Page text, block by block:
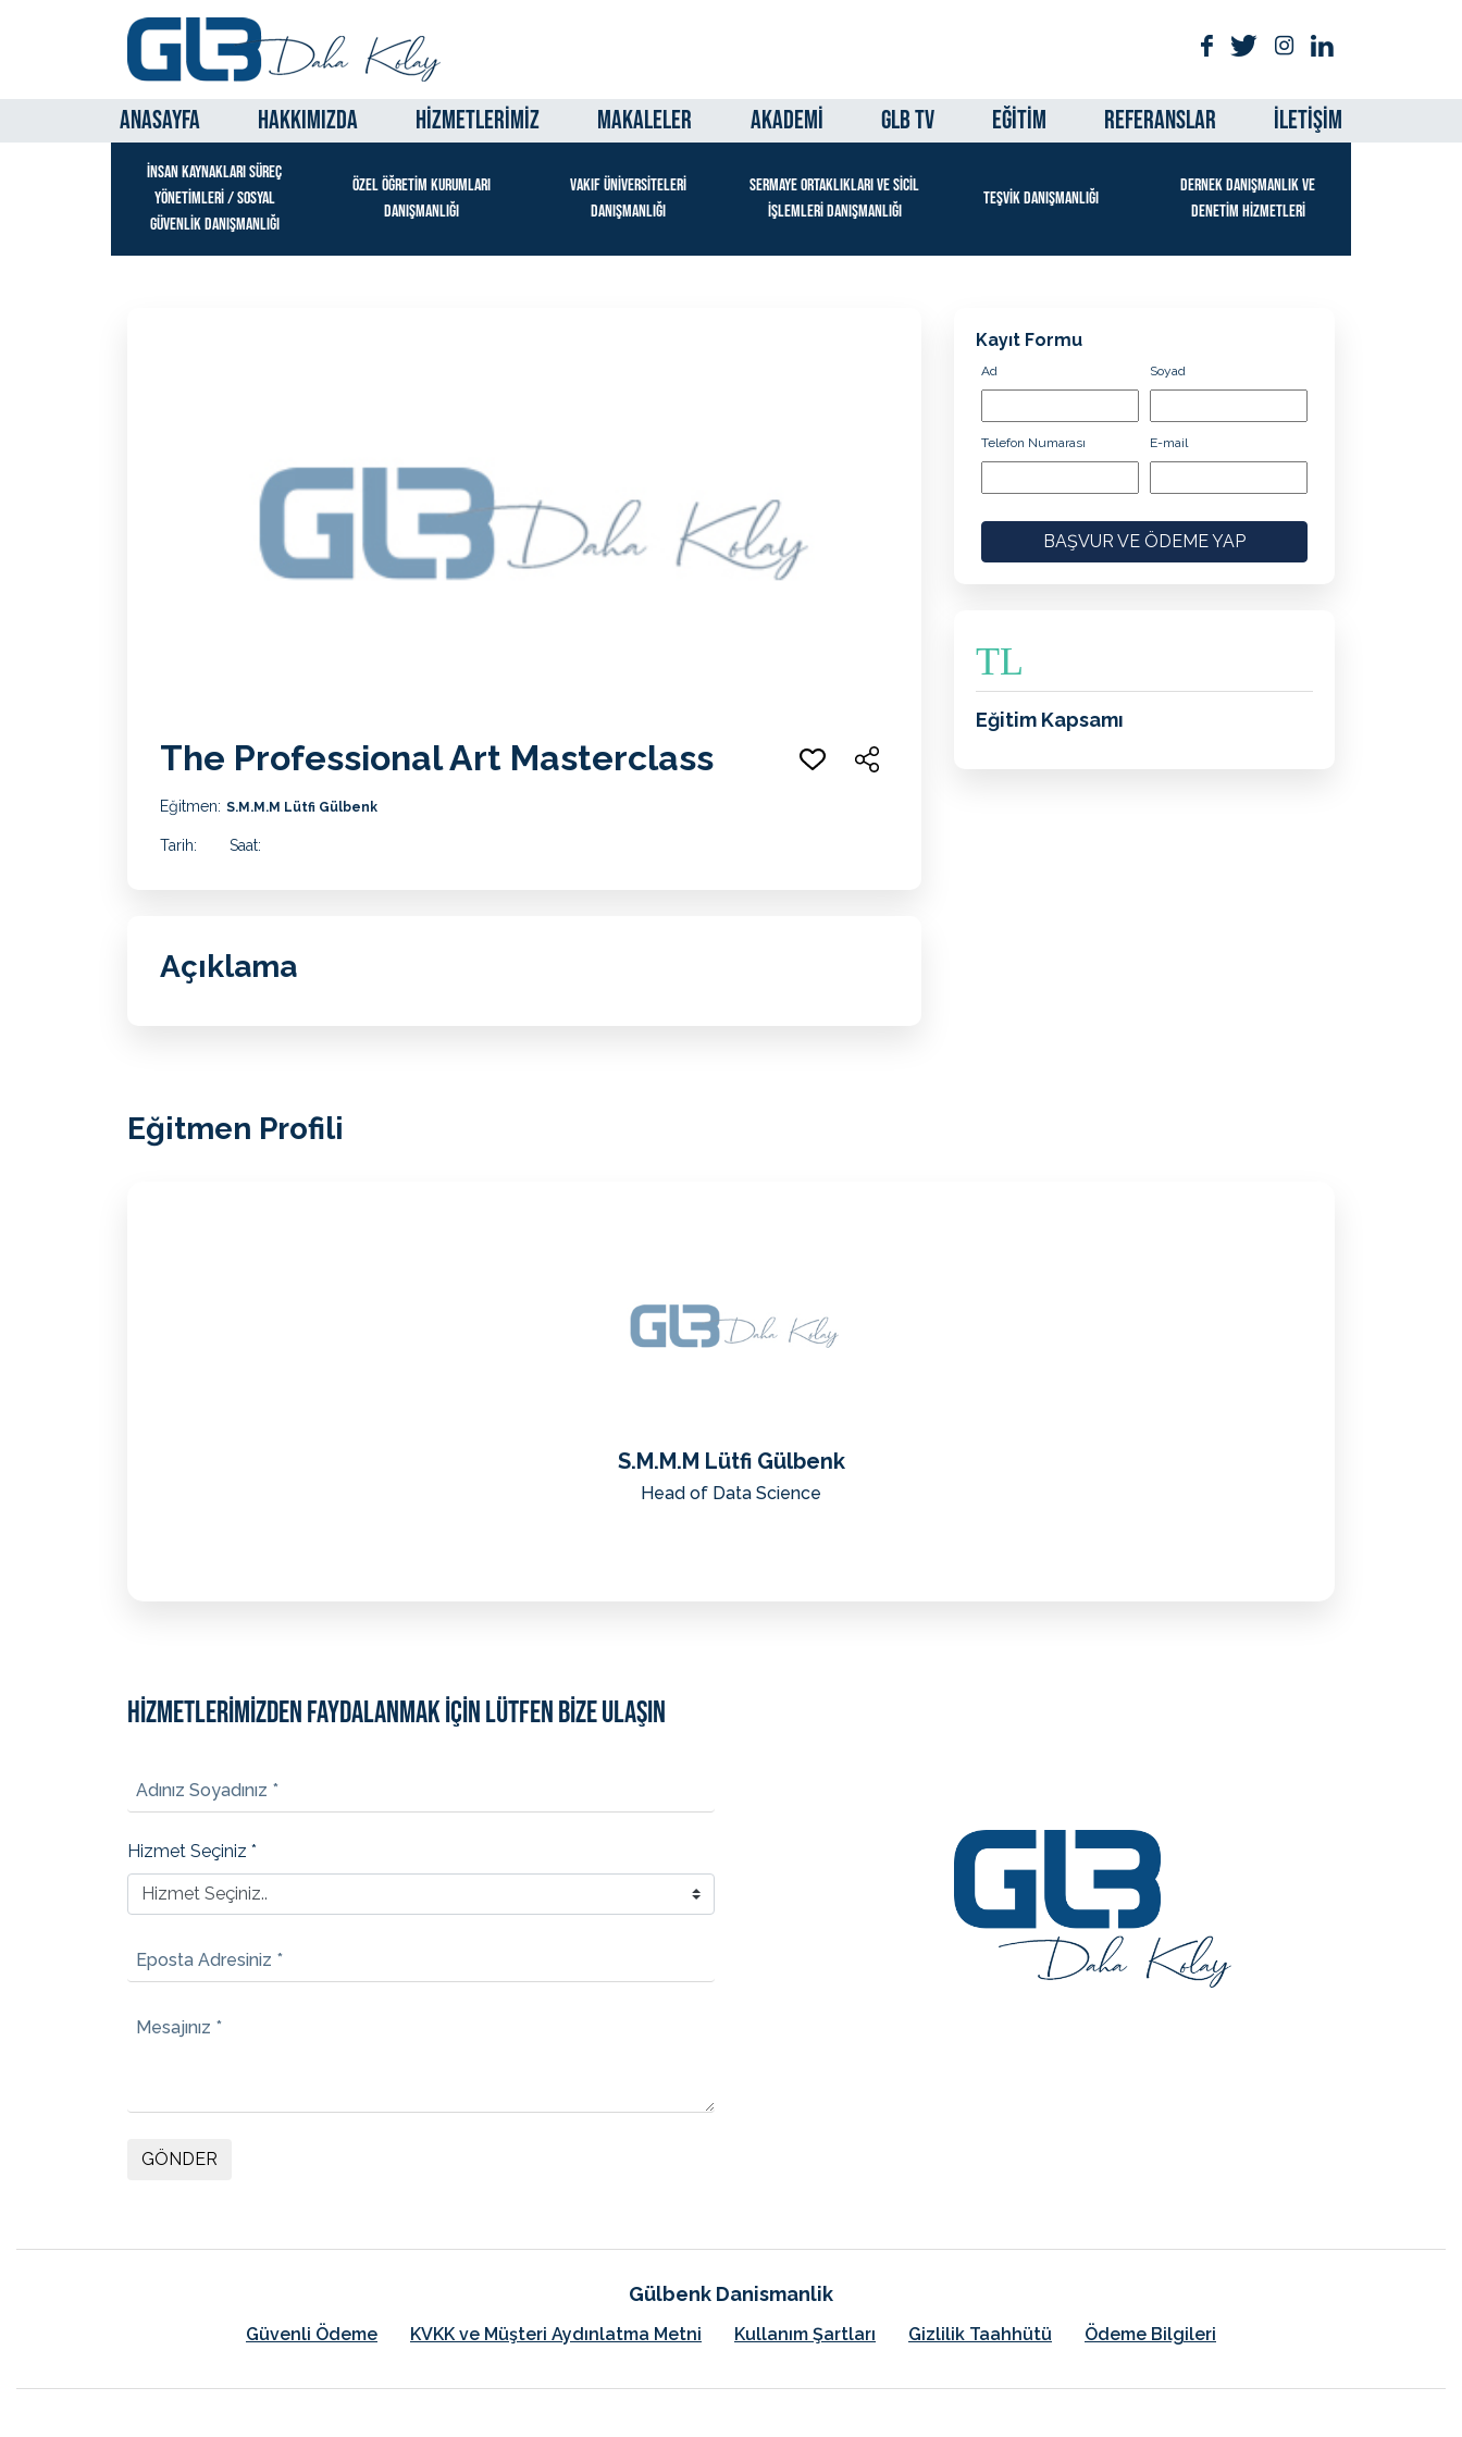
ANASAYFA HAKKIMIZDA HİZMETLERİMİZ MAKALELER AKADEMİ GLB TV EĞİTİM REFERANSLAR İLETİŞİM
İNSAN KAYNAKLARI SÜREÇ
YÖNETİMLERİ / SOSYAL
GÜVENLİK DANIŞMANLIĞI
ÖZEL ÖĞRETİM KURUMLARI
DANIŞMANLIĞI
VAKIF ÜNİVERSİTELERİ
DANIŞMANLIĞI
SERMAYE ORTAKLIKLARI VE SİCİL
İŞLEMLERİ DANIŞMANLIĞI
TEŞVİK DANIŞMANLIĞI
DERNEK DANIŞMANLIK VE
DENETİM HİZMETLERİ
The Professional Art Masterclass
Eğitmen: S.M.M.M Lütfi Gülbenk
Tarih: Saat:
Açıklama
Kayıt Formu
Ad Soyad
Telefon Numarası E-mail
BAŞVUR VE ÖDEME YAP
TL
Eğitim Kapsamı
Eğitmen Profili
S.M.M.M Lütfi Gülbenk
Head of Data Science
HİZMETLERİMİZDEN FAYDALANMAK İÇİN LÜTFEN BİZE ULAŞIN
Adınız Soyadınız *
Hizmet Seçiniz *
Eposta Adresiniz *
Mesajınız *
GÖNDER
Gülbenk Danismanlik
Güvenli Ödeme KVKK ve Müşteri Aydınlatma Metni Kullanım Şartları Gizlilik Taahhütü Ödeme Bilgileri